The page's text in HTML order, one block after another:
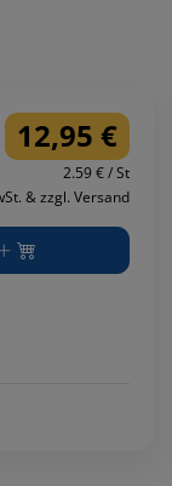
12,95 €
2.59 € / St
& zzgl. Versand